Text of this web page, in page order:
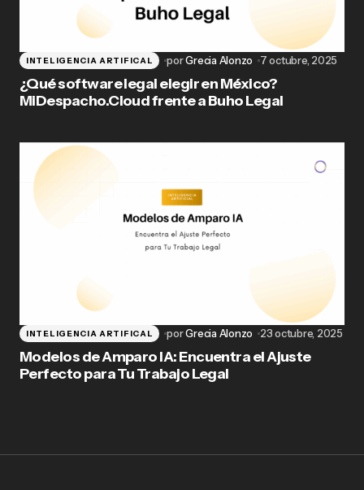
INTELIGENCIA ARTIFICAL porGrecia Alonzo 7 octubre, 2025
¿Qué software legal elegir en México?
MiDespacho.Cloud frente a Buho Legal
INTELIGENCIA ARTIFICAL porGrecia Alonzo 23 octubre, 2025
Modelos de Amparo IA: Encuentra el Ajuste
Perfecto para Tu Trabajo Legal